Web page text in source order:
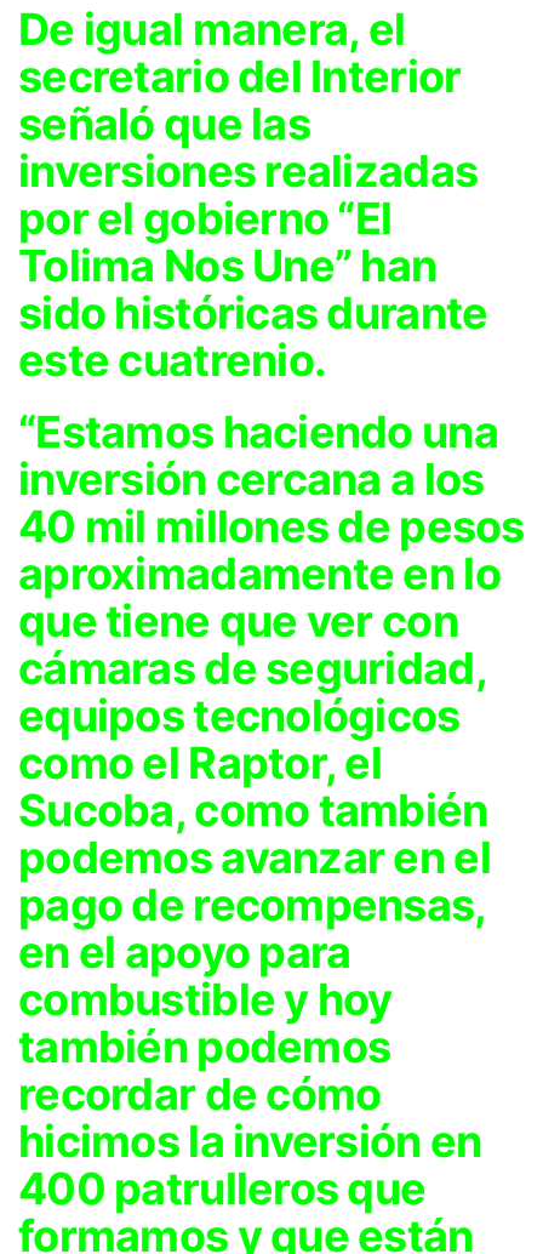
De igual manera, el
secretario del Interior
señaló que las
inversiones realizadas
por el gobierno “El
Tolima Nos Une” han
sido históricas durante
este cuatrenio.
“Estamos haciendo una
inversión cercana a los
40 mil millones de pesos
aproximadamente en lo
que tiene que ver con
cámaras de seguridad,
equipos tecnológicos
como el Raptor, el
Sucoba, como también
podemos avanzar en el
pago de recompensas,
en el apoyo para
combustible y hoy
también podemos
recordar de cómo
hicimos la inversión en
400 patrulleros que
formamos y que están